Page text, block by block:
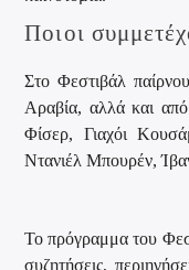
Ποιοι
Στο Φεστιβάλ
Αραβία, αλλά και
Φίσερ, Γιαχόι
Ντανιέλ Μπουρέν,
Το πρόγραμμα του
συζητήσεις,